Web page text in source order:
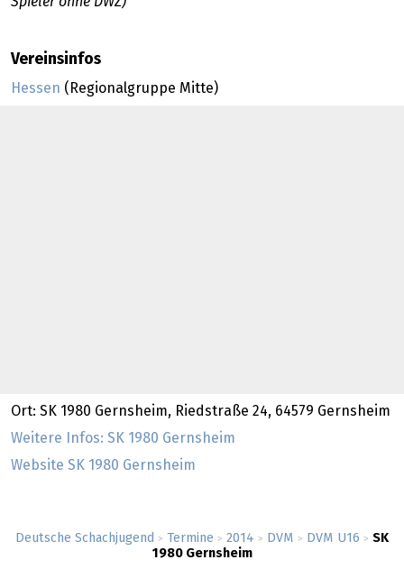
Deutsche Schachjugend > Termine > 2014 > DVM > DVM U16 > SK
1980 Gernsheim
Vereinsinfos
Hessen (Regionalgruppe Mitte)
Ort: SK 1980 Gernsheim, Riedstraße 24, 64579 Gernsheim
Weitere Infos: SK 1980 Gernsheim
Website SK 1980 Gernsheim